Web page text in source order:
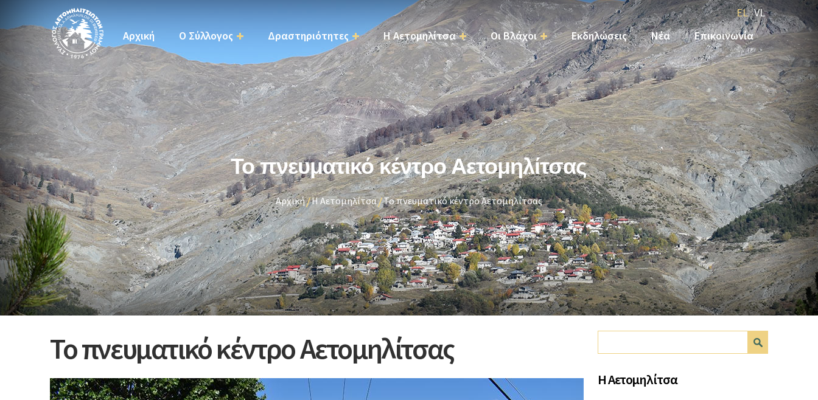
Παράκαμψη
προς το
κυρίως
περιεχόμενο
EL VL
Αρχική
Ο Σύλλογος Δραστηριότητες Η Αετομηλίτσα Οι Βλάχοι Εκδηλώσεις Νέα Επικοινωνία
Αρχική Η Αετομηλίτσα Το πνευματικό κέντρο Αετομηλίτσας
Το πνευματικό κέντρο Αετομηλίτσας
Το πνευματικό κέντρο Αετομηλίτσας
Φόρμα
αναζήτησης
Η Αετομηλίτσα